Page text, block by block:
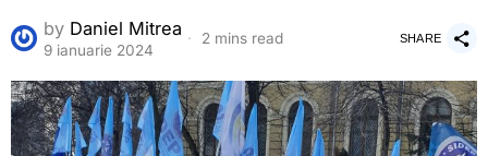
by Daniel Mitrea
9 ianuarie 2024
2 mins read SHARE